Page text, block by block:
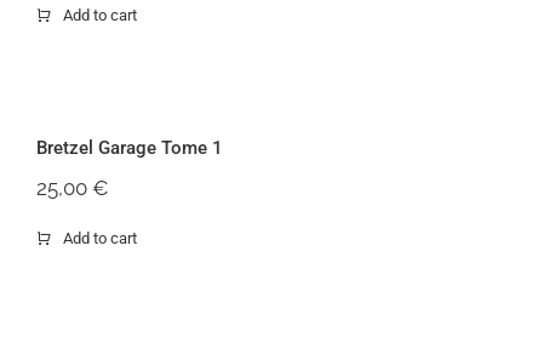
Add to cart
Bretzel Garage Tome 1
25,00 €
Add to cart